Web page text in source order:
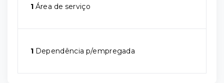
1 Área de serviço
1 Dependência p/empregada